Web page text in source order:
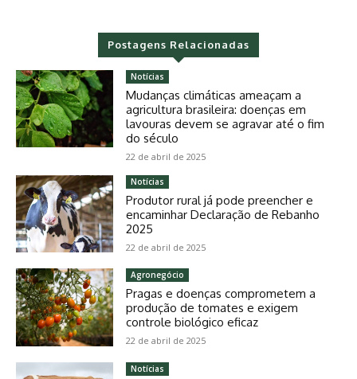
Postagens Relacionadas
Notícias
Mudanças climáticas ameaçam a
agricultura brasileira: doenças em
lavouras devem se agravar até o fim
do século
22 de abril de 2025
Notícias
Produtor rural já pode preencher e
encaminhar Declaração de Rebanho
2025
22 de abril de 2025
Agronegócio
Pragas e doenças comprometem a
produção de tomates e exigem
controle biológico eficaz
22 de abril de 2025
Notícias